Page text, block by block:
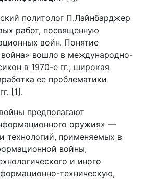
политолог П.Лайнбарджер
работ, посвященную
войн. Понятие
вошло в международно-
в 1970-е гг.; широкая
ее проблематики
[1].
предполагают
оружия» —
технологий, применяемых в
войны,
и иного
техническую,